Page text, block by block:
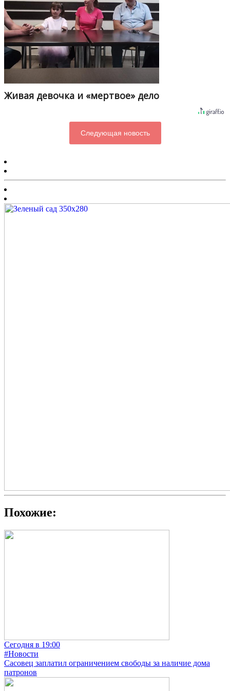
Живая девочка и «мертвое» дело
Следующая новость
Похожие:
Сегодня в 19:00
#Новости
Сасовец заплатил ограничением свободы за наличие дома
патронов